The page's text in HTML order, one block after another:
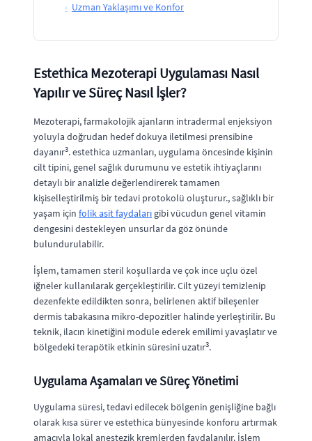
› Uzman Yaklaşımı ve Konfor
Estethica Mezoterapi Uygulaması Nasıl
Yapılır ve Süreç Nasıl İşler?
Mezoterapi, farmakolojik ajanların intradermal enjeksiyon
yoluyla doğrudan hedef dokuya iletilmesi prensibine
dayanır3. estethica uzmanları, uygulama öncesinde kişinin
cilt tipini, genel sağlık durumunu ve estetik ihtiyaçlarını
detaylı bir analizle değerlendirerek tamamen
kişiselleştirilmiş bir tedavi protokolü oluşturur., sağlıklı bir
yaşam için folik asit faydaları gibi vücudun genel vitamin
dengesini destekleyen unsurlar da göz önünde
bulundurulabilir.
İşlem, tamamen steril koşullarda ve çok ince uçlu özel
iğneler kullanılarak gerçekleştirilir. Cilt yüzeyi temizlenip
dezenfekte edildikten sonra, belirlenen aktif bileşenler
dermis tabakasına mikro-depozitler halinde yerleştirilir. Bu
teknik, ilacın kinetiğini modüle ederek emilimi yavaşlatır ve
bölgedeki terapötik etkinin süresini uzatır3.
Uygulama Aşamaları ve Süreç Yönetimi
Uygulama süresi, tedavi edilecek bölgenin genişliğine bağlı
olarak kısa sürer ve estethica bünyesinde konforu artırmak
amacıyla lokal anestezik kremlerden faydalanılır. İşlem